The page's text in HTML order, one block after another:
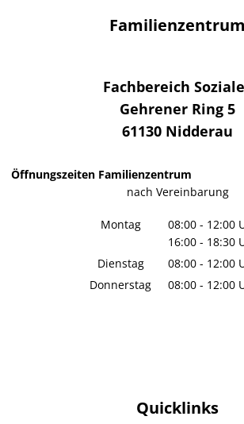
Familienzentrum
Fachbereich
Gehrener Ring 5
61130 Nidderau
Öffnungszeiten
nach Vereinbarung
Montag 08:00 - 12:00
Von
16:00 - 18:30
Von
Dienstag 08:00 - 12:00
Von
Donnerstag 08:00 - 12:00
Quicklinks